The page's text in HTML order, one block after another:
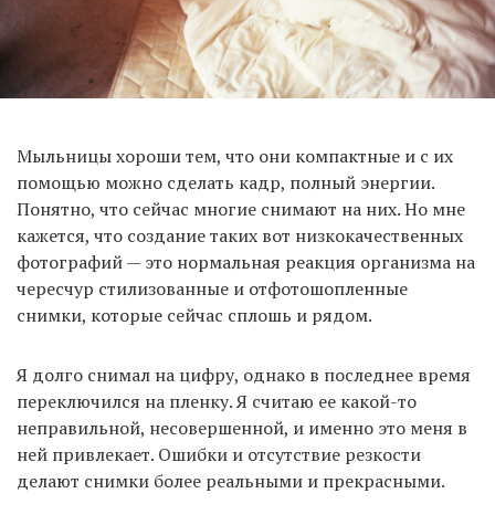
Мыльницы хороши тем, что они компактные и с их
помощью можно сделать кадр, полный энергии.
Понятно, что сейчас многие снимают на них. Но мне
кажется, что создание таких вот низкокачественных
фотографий — это нормальная реакция организма на
чересчур стилизованные и отфотошопленные
снимки, которые сейчас сплошь и рядом.
Я долго снимал на цифру, однако в последнее время
переключился на пленку. Я считаю ее какой-то
неправильной, несовершенной, и именно это меня в
ней привлекает. Ошибки и отсутствие резкости
делают снимки более реальными и прекрасными.